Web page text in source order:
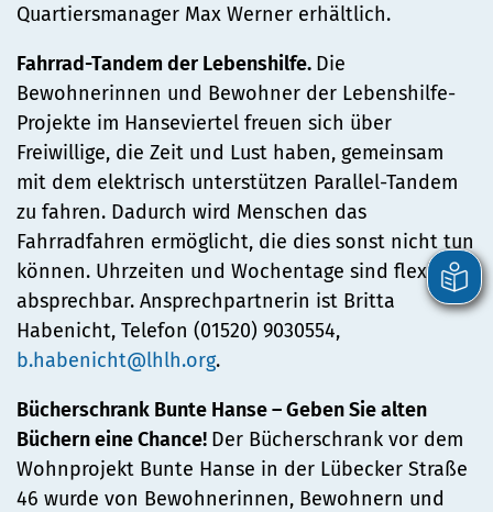
Quartiersmanager Max Werner erhältlich.
Fahrrad-Tandem der Lebenshilfe. Die
Bewohnerinnen und Bewohner der Lebenshilfe-
Projekte im Hanseviertel freuen sich über
Freiwillige, die Zeit und Lust haben, gemeinsam
mit dem elektrisch unterstützen Parallel-Tandem
zu fahren. Dadurch wird Menschen das
Fahrradfahren ermöglicht, die dies sonst nicht tun
können. Uhrzeiten und Wochentage sind flexibel
absprechbar. Ansprechpartnerin ist Britta
Habenicht, Telefon (01520) 9030554,
b.habenicht@lhlh.org.
Bücherschrank Bunte Hanse – Geben Sie alten
Büchern eine Chance! Der Bücherschrank vor dem
Wohnprojekt Bunte Hanse in der Lübecker Straße
46 wurde von Bewohnerinnen, Bewohnern und